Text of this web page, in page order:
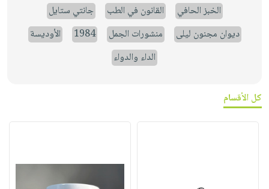
الخبز الحافي
القانون في الطب
جانتي ستايل
ديوان مجنون ليلى
منشورات الجمل 1984
الأوديسة
الداء والدواء
كل الأقسام